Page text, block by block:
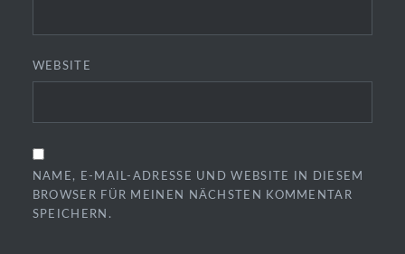
WEBSITE
NAME, E-MAIL-ADRESSE UND WEBSITE IN DIESEM
BROWSER FÜR MEINEN NÄCHSTEN KOMMENTAR
SPEICHERN.